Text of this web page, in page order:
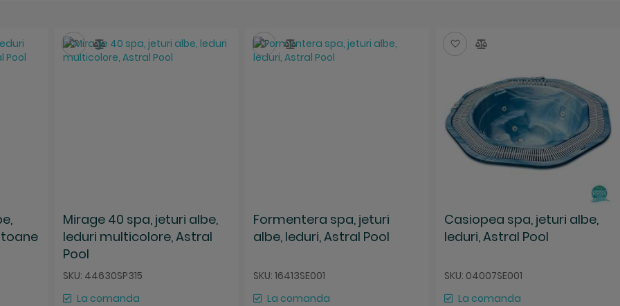
Mirage 40 spa, jeturi albe,
leduri multicolore, Astral
Pool
SKU: 44630SP315
La comanda
SalveazaCompara
Formentera spa, jeturi
albe, leduri, Astral Pool
SKU: 16413SE001
La comanda
SalveazaCompara
Casiopea spa, jeturi albe,
leduri, Astral Pool
SKU: 04007SE001
La comanda
SalveazaCompara